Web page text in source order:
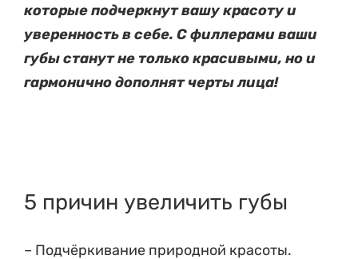
которые подчеркнут вашу красоту и
уверенность в себе. С филлерами ваши
губы станут не только красивыми, но и
гармонично дополнят черты лица!
5 причин увеличить губы
– Подчёркивание природной красоты.